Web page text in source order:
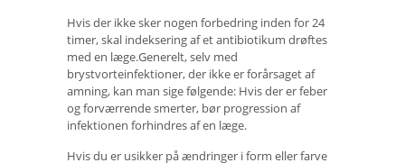
Hvis der ikke sker nogen forbedring inden for 24
timer, skal indeksering af et antibiotikum drøftes
med en læge.Generelt, selv med
brystvorteinfektioner, der ikke er forårsaget af
amning, kan man sige følgende: Hvis der er feber
og forværrende smerter, bør progression af
infektionen forhindres af en læge.
Hvis du er usikker på ændringer i form eller farve